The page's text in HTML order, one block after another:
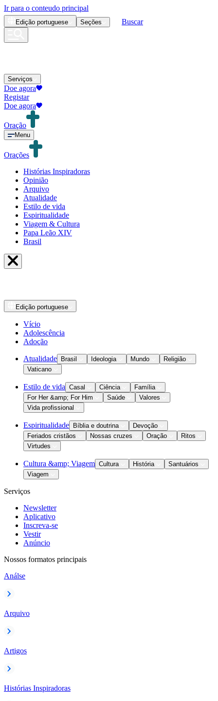
Ir para o conteudo principal
Edição portuguese Seções Buscar
Serviços
Doe agora
Registar
Doe agora
Oração
Menu
Orações
Histórias Inspiradoras
Opinião
Arquivo
Atualidade
Estilo de vida
Espiritualidade
Viagem & Cultura
Papa Leão XIV
Brasil
Edição portuguese
Vício
Adolescência
Adoção
Atualidade Brasil Ideologia Mundo
Religião
Vaticano
Estilo de vida Casal Ciência
Família
For Her &amp; For Him
Saúde
Valores
Vida profissional
Espiritualidade Bíblia e doutrina
Devoção
Feriados cristãos
Nossas cruzes Oração
Ritos
Virtudes
Cultura &amp; Viagem Cultura História
Santuários
Viagem
Serviços
Newsletter
Aplicativo
Inscreva-se
Vestir
Anúncio
Nossos formatos principais
Análse
Arquivo
Artigos
Histórias Inspiradoras